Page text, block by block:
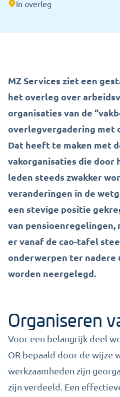
In overleg
MZ Services ziet een
het overleg over
organisaties van de
overlegvergadering met
Dat heeft te maken met
vakorganisaties die door
leden steeds zwakker
veranderingen in de
een stevige positie
van pensioenregelingen,
er vanaf de cao-tafel
onderwerpen ter nadere
worden neergelegd.
Organiseren
Voor een belangrijk deel
OR bepaald door de wijze
werkzaamheden zijn
zijn verdeeld. Een